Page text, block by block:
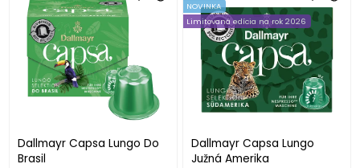
Dallmayr Capsa Lungo Do
Brasil
Dallmayr Capsa Lungo
Južná Amerika
NOVINKA
Limitovaná edícia na rok 2026